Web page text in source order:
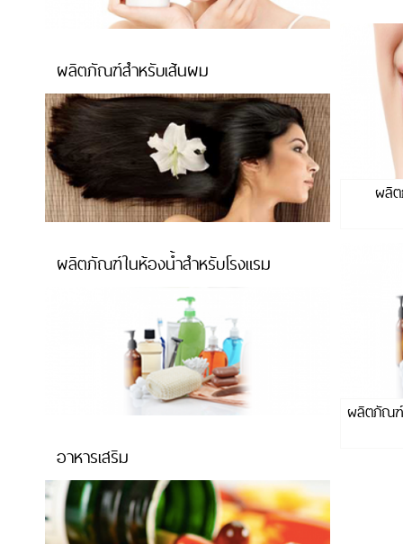
ผลิตภัณฑ์สำหรับเส้นผม
ผลิตภัณฑ์ในห้องน้ำสำหรับโรงแรม
อาหารเสริม
ผลิ
ผลิตภัณฑ์